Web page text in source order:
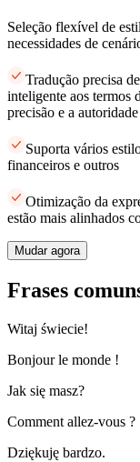
Seleção flexível de
necessidades de
Tradução precisa
inteligente aos termos
precisão e a
Suporta vários
financeiros e outros
Otimização da
estão mais alinhados
Mudar agora
Frases
Witaj świecie!
Bonjour le monde !
Jak się masz?
Comment allez-vous ?
Dziękuję bardzo.